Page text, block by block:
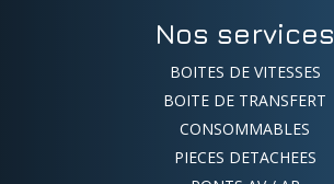
Nos services
BOITES DE VITESSES
BOITE DE TRANSFERT
CONSOMMABLES
PIECES DETACHEES